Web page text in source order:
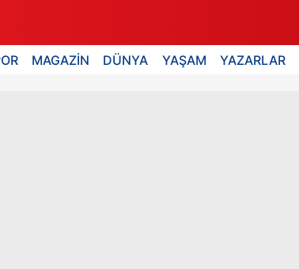
MAGAZİN DÜNYA YAŞAM YAZARLAR